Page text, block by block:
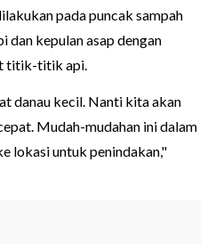
pada puncak sampah
dan kepulan asap dengan
titik-titik api.
danau kecil. Nanti kita akan
Mudah-mudahan ini dalam
lokasi untuk penindakan,"